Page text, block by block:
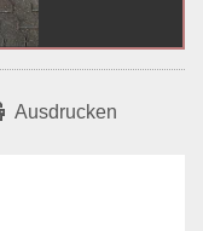
Ausdrucken